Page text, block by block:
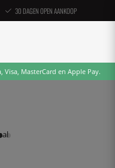
30 DAGEN OPEN AANKOOP
Visa, MasterCard en Apple Pay.